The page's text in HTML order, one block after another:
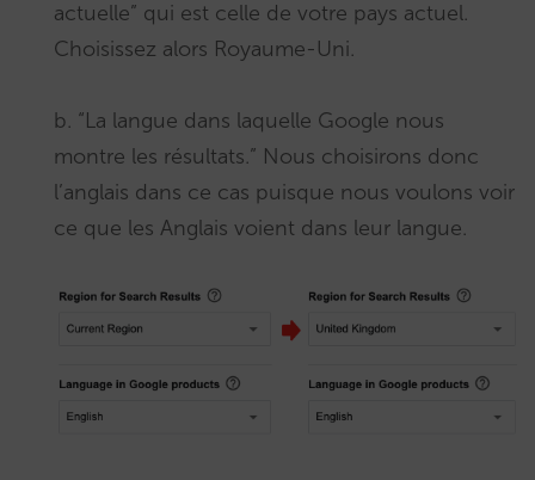
actuelle” qui est celle de votre pays actuel.
Choisissez alors Royaume-Uni.
b. “La langue dans laquelle Google nous
montre les résultats.” Nous choisirons donc
l’anglais dans ce cas puisque nous voulons voir
ce que les Anglais voient dans leur langue.